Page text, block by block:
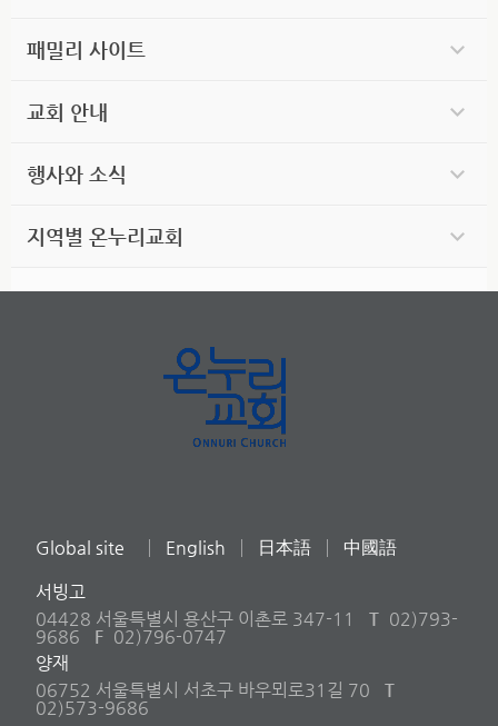
패밀리 사이트
교회 안내
행사와 소식
지역별 온누리교회
Global site English 日本語 中國語
서빙고
04428 서울특별시 용산구 이촌로 347-11
T 02)793-
9686
F 02)796-0747
양재
06752 서울특별시 서초구 바우뫼로31길 70
T
02)573-9686